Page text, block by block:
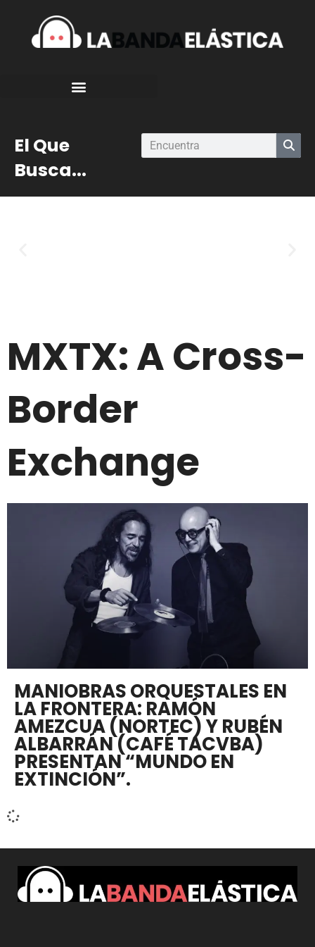
El Que
Busca...
MXTX: A Cross-
Border
Exchange
MANIOBRAS ORQUESTALES EN
LA FRONTERA: RAMÓN
AMEZCUA (NORTEC) Y RUBÉN
ALBARRÁN (CAFÉ TACVBA)
PRESENTAN “MUNDO EN
EXTINCIÓN”.